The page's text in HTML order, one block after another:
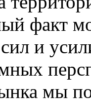
факт
и
мы